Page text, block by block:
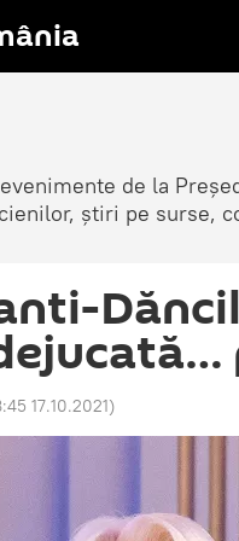
de la
știri pe surse,
17.10.2021)